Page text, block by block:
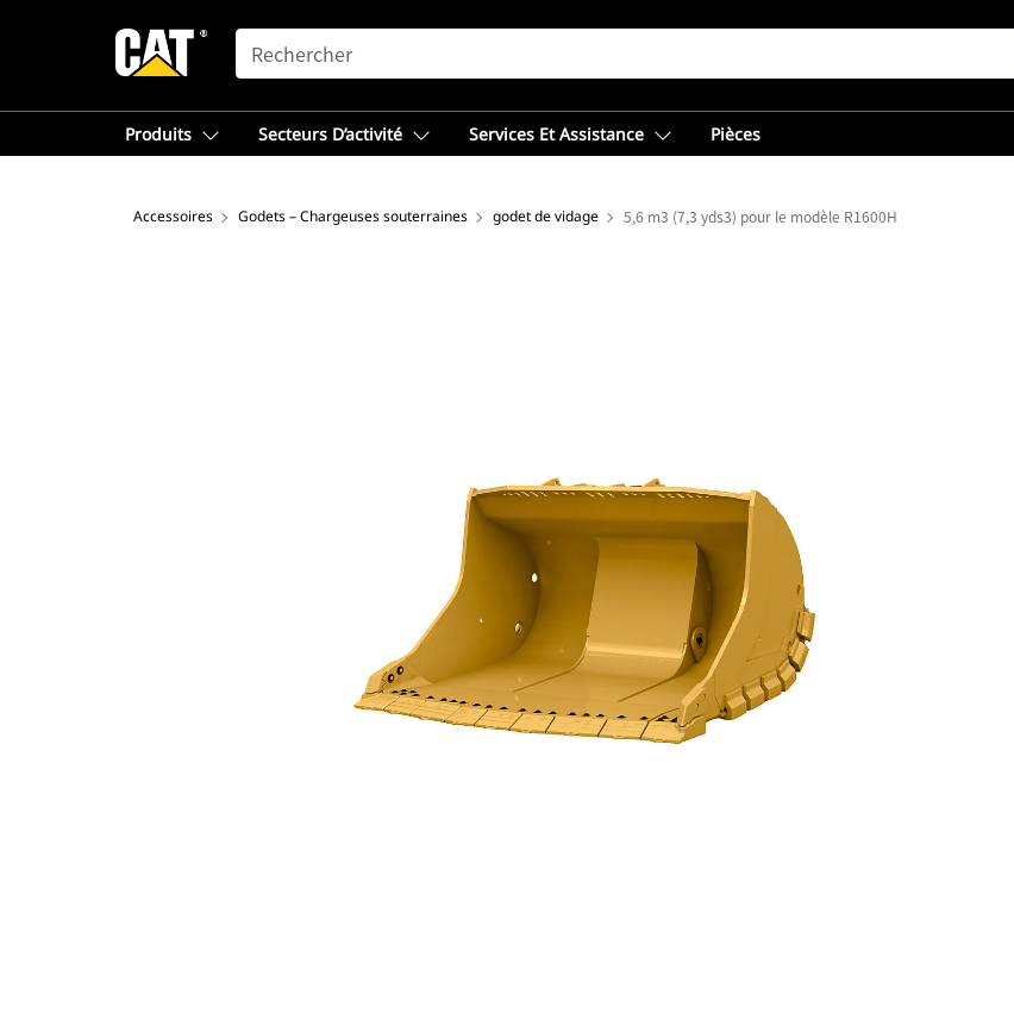
SEARCH
Produits Secteurs D’activité Services Et Assistance Pièces
Accessoires Godets – Chargeuses souterraines godet de vidage 5,6 m3 (7,3 yds3) pour le modèle R1600H